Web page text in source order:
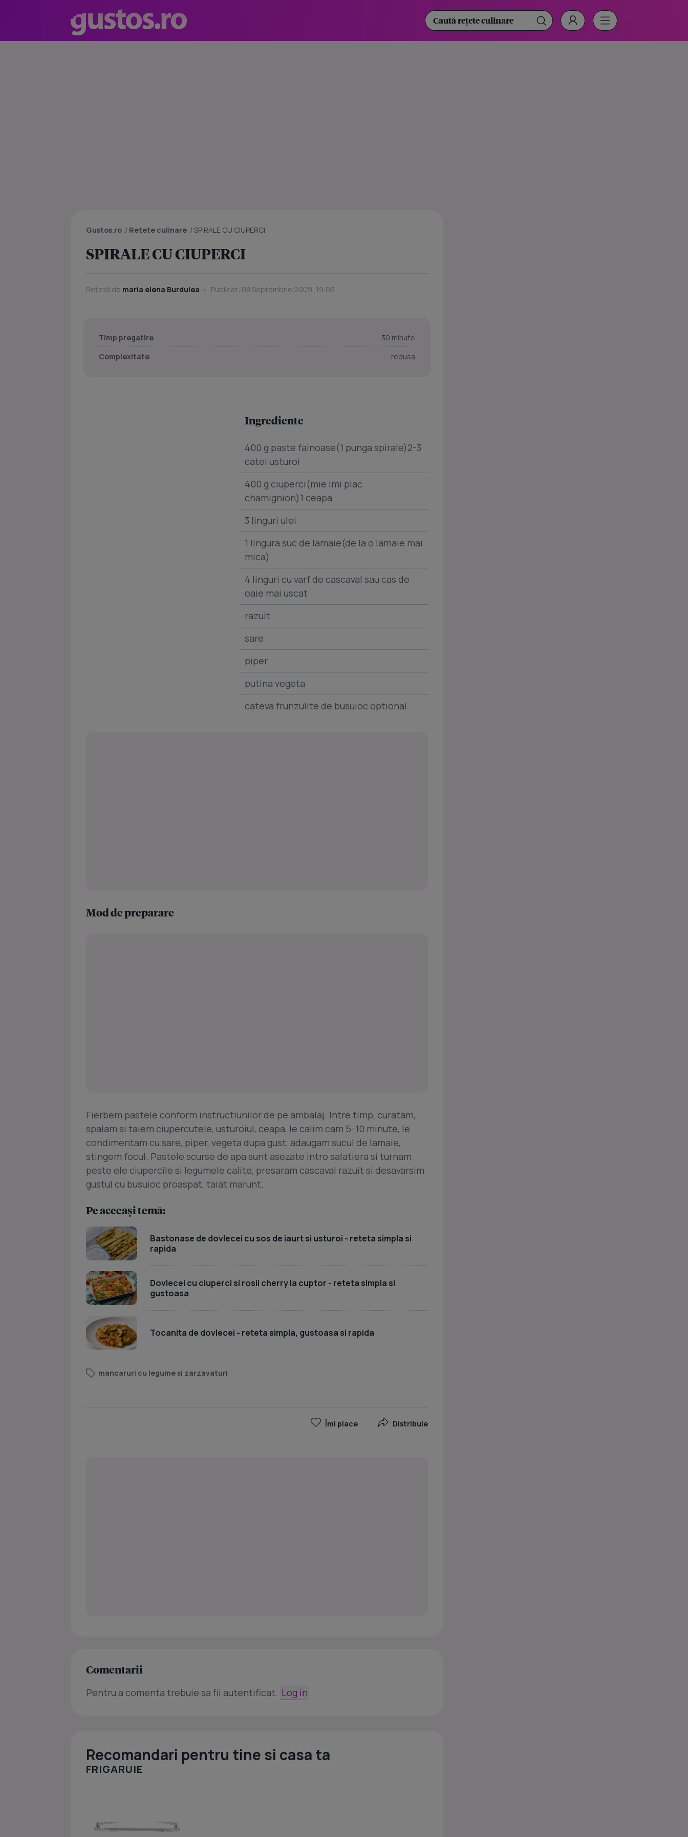
Gustos.ro / Retete culinare /SPIRALE CU CIUPERCI
SPIRALE CU CIUPERCI
Rețetă de maria elena Burdulea Publicat: 08 Septembrie 2009, 19:06
Timp pregatire
30 minute
Complexitate
redusa
Ingrediente
400 g paste fainoase(1 punga spirale)2-3
catei usturoi
400 g ciuperci(mie imi plac
chamignion)1 ceapa
3 linguri ulei
1 lingura suc de lamaie(de la o lamaie mai
mica)
4 linguri cu varf de cascaval sau cas de
oaie mai uscat
razuit
sare
piper
putina vegeta
cateva frunzulite de busuioc optional.
Mod de preparare
Fierbem pastele conform instructiunilor de pe ambalaj. Intre timp, curatam,
spalam si taiem ciupercutele, usturoiul, ceapa, le calim cam 5-10 minute, le
condimentam cu sare, piper, vegeta dupa gust, adaugam sucul de lamaie,
stingem focul. Pastele scurse de apa sunt asezate intro salatiera si turnam
peste ele ciupercile si legumele calite, presaram cascaval razuit si desavarsim
gustul cu busuioc proaspat, taiat marunt.
Pe aceeași temă:
Bastonase de dovlecei cu sos de iaurt si usturoi - reteta simpla si
rapida
Dovlecei cu ciuperci si rosii cherry la cuptor - reteta simpla si
gustoasa
Tocanita de dovlecei - reteta simpla, gustoasa si rapida
mancaruri cu legume si zarzavaturi
Îmi place Distribuie
Comentarii
Pentru a comenta trebuie sa fii autentificat. Log in
Recomandari pentru tine si casa ta
FRIGARUIE